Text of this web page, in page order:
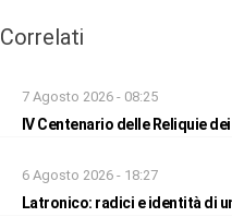
Correlati
7 Agosto 2026 - 08:25
IV Centenario delle Reliquie
6 Agosto 2026 - 18:27
Latronico: radici e identità di